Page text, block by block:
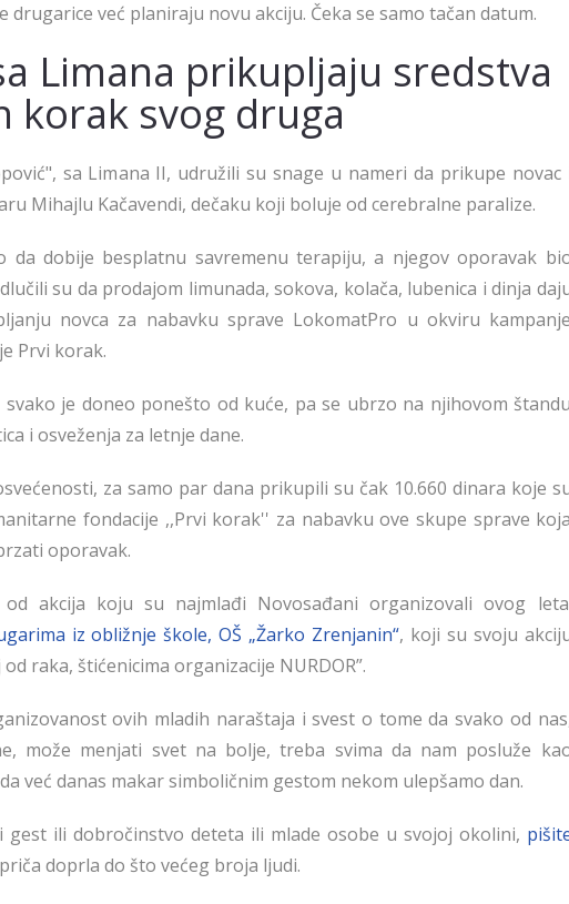
drugarice već planiraju novu akciju. Čeka se samo tačan datum.
Limana prikupljaju sredstva
korak svog druga
sa Limana II, udružili su snage u nameri da prikupe novac
Mihajlu Kačavendi, dečaku koji boluje od cerebralne paralize.
da dobije besplatnu savremenu terapiju, a njegov oporavak
su da prodajom limunada, sokova, kolača, lubenica i dinja
novca za nabavku sprave LokomatPro u okviru kampanje
Prvi korak.
je doneo ponešto od kuće, pa se ubrzo na njihovom štandu
i osveženja za letnje dane.
za samo par dana prikupili su čak 10.660 dinara koje
fondacije ,,Prvi korak'' za nabavku ove skupe sprave koja
oporavak.
akcija koju su najmlađi Novosađani organizovali ovog
iz obližnje škole, OŠ „Žarko Zrenjanin“, koji su svoju
raka, štićenicima organizacije NURDOR”.
ovih mladih naraštaja i svest o tome da svako od
može menjati svet na bolje, treba svima da nam posluže
već danas makar simboličnim gestom nekom ulepšamo dan.
gest ili dobročinstvo deteta ili mlade osobe u svojoj okolini,
doprla do što većeg broja ljudi.